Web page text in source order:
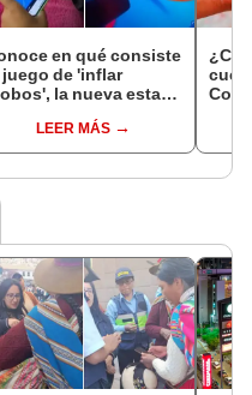
en qué consiste
juego de 'inflar
la nueva estafa
tus datos y
LEER MÁS